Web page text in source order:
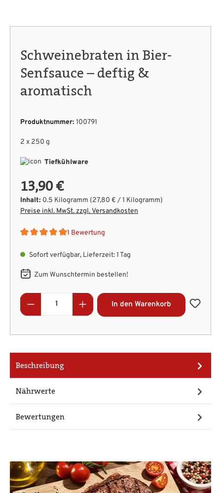
Schweinebraten in Bier-
Senfsauce – deftig &
aromatisch
Produktnummer: 100791
2 x 250 g
Tiefkühlware
13,90 €
Inhalt: 0.5 Kilogramm (27,80 € / 1 Kilogramm)
Preise inkl. MwSt. zzgl. Versandkosten
1 Bewertung
Sofort verfügbar, Lieferzeit: 1 Tag
Zum Wunschtermin bestellen!
Produkt Anzahl: Gib den gewünschten
In den Warenkorb
Beschreibung
Nährwerte
Bewertungen